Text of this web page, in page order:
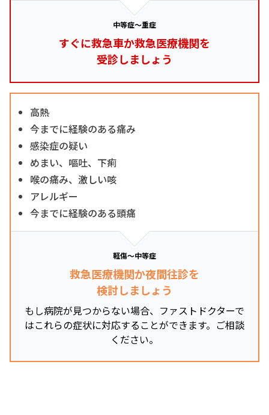
中等症～重症
すぐに救急車か救急医療機関を
受診しましょう
高熱
今までに経験のある痛み
感染症の疑い
めまい、嘔吐、下痢
喉の痛み、激しい咳
アレルギー
今までに経験のある頭痛
軽傷～中等症
救急医療機関か夜間往診を
検討しましょう
もし病院が見つからない場合、ファストドクターで
はこれらの症状に対応することができます。ご相談
ください。